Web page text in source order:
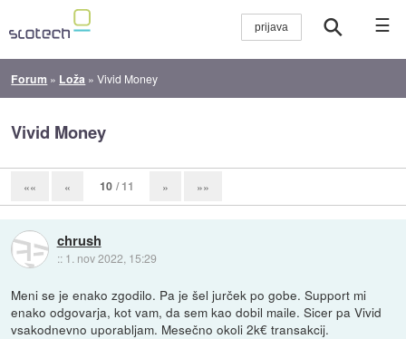
☰
Forum » Loža »Vivid Money
Vivid Money
«« « 10 / 11 » »»
chrush
:: 1. nov 2022, 15:29
Meni se je enako zgodilo. Pa je šel jurček po gobe. Support mi
enako odgovarja, kot vam, da sem kao dobil maile. Sicer pa Vivid
vsakodnevno uporabljam. Mesečno okoli 2k€ transakcij.